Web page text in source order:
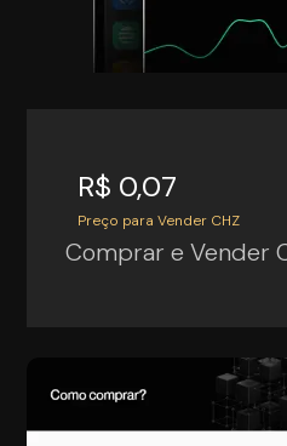
R$ 0,07
Preço para Vender CHZ
Comprar e Vender